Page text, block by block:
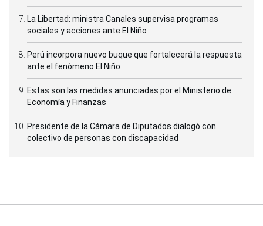
La Libertad: ministra Canales supervisa programas
sociales y acciones ante El Niño
Perú incorpora nuevo buque que fortalecerá la respuesta
ante el fenómeno El Niño
Estas son las medidas anunciadas por el Ministerio de
Economía y Finanzas
Presidente de la Cámara de Diputados dialogó con
colectivo de personas con discapacidad